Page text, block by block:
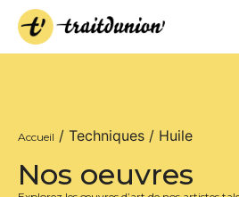
Accueil / Techniques / Huile
Nos oeuvres